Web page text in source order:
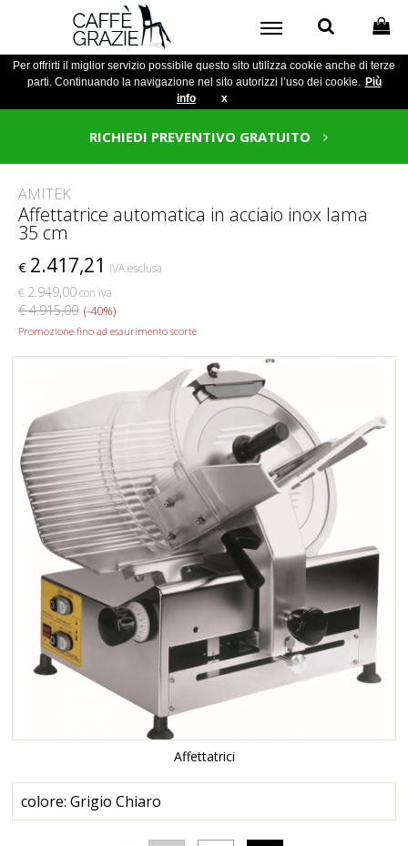
Per offrirti il miglior servizio possibile questo sito utilizza cookie anche di terze
parti. Continuando la navigazione nel sito autorizzi l’uso dei cookie. Più
info
x
RICHIEDI PREVENTIVO GRATUITO
AMITEK
Affettatrice automatica in acciaio inox lama
35 cm
€ 2.417,21 IVA esclusa
€ 2.949,00con iva
€ 4.915,00 (-40%)
Promozione fino ad esaurimento scorte
Affettatrici
colore: Grigio Chiaro